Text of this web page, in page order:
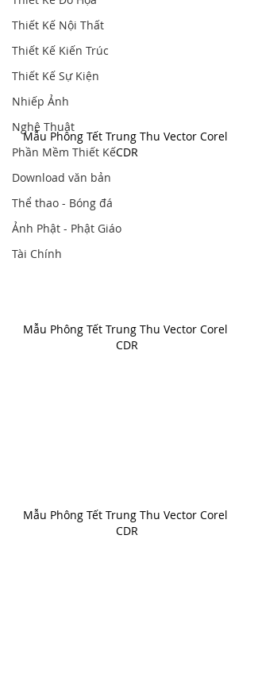
Thiết Kế Nội Thất
Thiết Kế Kiến Trúc
Thiết Kế Sự Kiện
Nhiếp Ảnh
Nghệ Thuật
Phần Mềm Thiết Kế
Download văn bản
Thể thao - Bóng đá
Ảnh Phật - Phật Giáo
Tài Chính
Mẫu Phông Tết Trung Thu Vector Corel
CDR
Mẫu Phông Tết Trung Thu Vector Corel
CDR
Mẫu Phông Tết Trung Thu Vector Corel
CDR